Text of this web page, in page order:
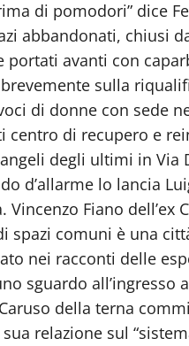
di pomodori” dice
abbandonati, chiusi
portati avanti con
sulla
di donne con sede
centro di recupero e
angeli degli ultimi in
d’allarme lo lancia
Fiano
spazi comuni è una
nei racconti delle
sguardo all’ingresso
della terna
relazione sul